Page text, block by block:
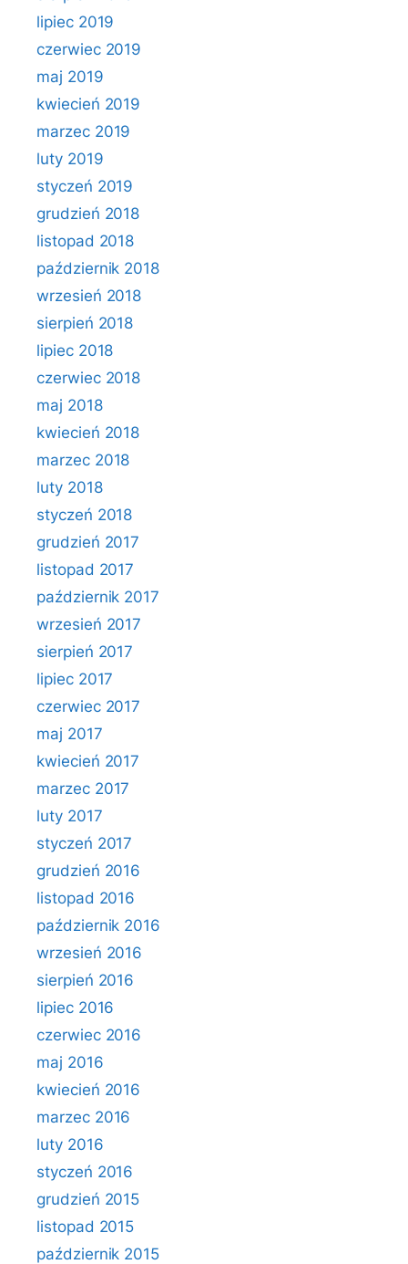
lipiec 2019
czerwiec 2019
maj 2019
kwiecień 2019
marzec 2019
luty 2019
styczeń 2019
grudzień 2018
listopad 2018
październik 2018
wrzesień 2018
sierpień 2018
lipiec 2018
czerwiec 2018
maj 2018
kwiecień 2018
marzec 2018
luty 2018
styczeń 2018
grudzień 2017
listopad 2017
październik 2017
wrzesień 2017
sierpień 2017
lipiec 2017
czerwiec 2017
maj 2017
kwiecień 2017
marzec 2017
luty 2017
styczeń 2017
grudzień 2016
listopad 2016
październik 2016
wrzesień 2016
sierpień 2016
lipiec 2016
czerwiec 2016
maj 2016
kwiecień 2016
marzec 2016
luty 2016
styczeń 2016
grudzień 2015
listopad 2015
październik 2015